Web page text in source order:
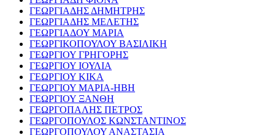
ΓΕΩΡΓΙΑΔΗΣ ΔΗΜΗΤΡΗΣ
ΓΕΩΡΓΙΑΔΗΣ ΜΕΛΕΤΗΣ
ΓΕΩΡΓΙΑΔΟΥ ΜΑΡΙΑ
ΓΕΩΡΓΙΚΟΠΟΥΛΟΥ ΒΑΣΙΛΙΚΗ
ΓΕΩΡΓΙΟΥ ΓΡΗΓΟΡΗΣ
ΓΕΩΡΓΙΟΥ ΙΟΥΛΙΑ
ΓΕΩΡΓΙΟΥ ΚΙΚΑ
ΓΕΩΡΓΙΟΥ ΜΑΡΙΑ-ΗΒΗ
ΓΕΩΡΓΙΟΥ ΞΑΝΘΗ
ΓΕΩΡΓΟΠΑΛΗΣ ΠΕΤΡΟΣ
ΓΕΩΡΓΟΠΟΥΛΟΣ ΚΩΝΣΤΑΝΤΙΝΟΣ
ΓΕΩΡΓΟΠΟΥΛΟΥ ΑΝΑΣΤΑΣΙΑ